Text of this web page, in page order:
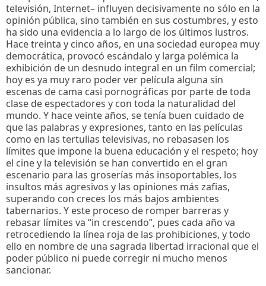
televisión, Internet– influyen decisivamente no sólo en la
opinión pública, sino también en sus costumbres, y esto
ha sido una evidencia a lo largo de los últimos lustros.
Hace treinta y cinco años, en una sociedad europea muy
democrática, provocó escándalo y larga polémica la
exhibición de un desnudo integral en un film comercial;
hoy es ya muy raro poder ver película alguna sin
escenas de cama casi pornográficas por parte de toda
clase de espectadores y con toda la naturalidad del
mundo. Y hace veinte años, se tenía buen cuidado de
que las palabras y expresiones, tanto en las películas
como en las tertulias televisivas, no rebasasen los
límites que impone la buena educación y el respeto; hoy
el cine y la televisión se han convertido en el gran
escenario para las groserías más insoportables, los
insultos más agresivos y las opiniones más zafias,
superando con creces los más bajos ambientes
tabernarios. Y este proceso de romper barreras y
rebasar límites va “in crescendo”, pues cada año va
retrocediendo la línea roja de las prohibiciones, y todo
ello en nombre de una sagrada libertad irracional que el
poder público ni puede corregir ni mucho menos
sancionar.